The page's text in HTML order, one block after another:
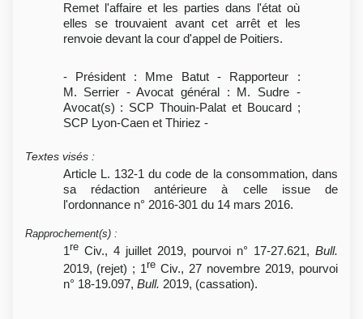
Remet l'affaire et les parties dans l'état où
elles se trouvaient avant cet arrêt et les
renvoie devant la cour d'appel de Poitiers.
- Président : Mme Batut - Rapporteur :
M. Serrier - Avocat général : M. Sudre -
Avocat(s) : SCP Thouin-Palat et Boucard ;
SCP Lyon-Caen et Thiriez -
Textes visés :
Article L. 132-1 du code de la consommation, dans
sa rédaction antérieure à celle issue de
l'ordonnance n° 2016-301 du 14 mars 2016.
Rapprochement(s) :
1reCiv., 4 juillet 2019, pourvoi n° 17-27.621, Bull.
2019, (rejet) ; 1re Civ., 27 novembre 2019, pourvoi
n° 18-19.097, Bull. 2019, (cassation).